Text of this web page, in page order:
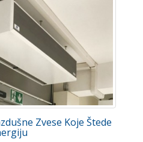
Zvese Koje Štede